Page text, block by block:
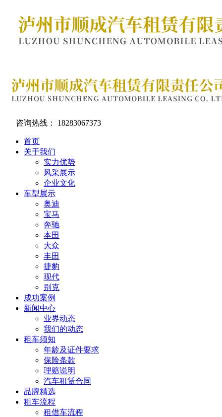
咨询热线： 18283067373
首页
关于我们
实力优势
风采展示
企业文化
车型展示
奥迪
宝马
奔驰
本田
大众
丰田
捷豹
现代
别克
成功案例
新闻中心
业界动态
我们的动态
租车须知
年龄及证件要求
保险条款
理赔说明
汽车租赁合同
品牌精选
租车流程
租借车流程